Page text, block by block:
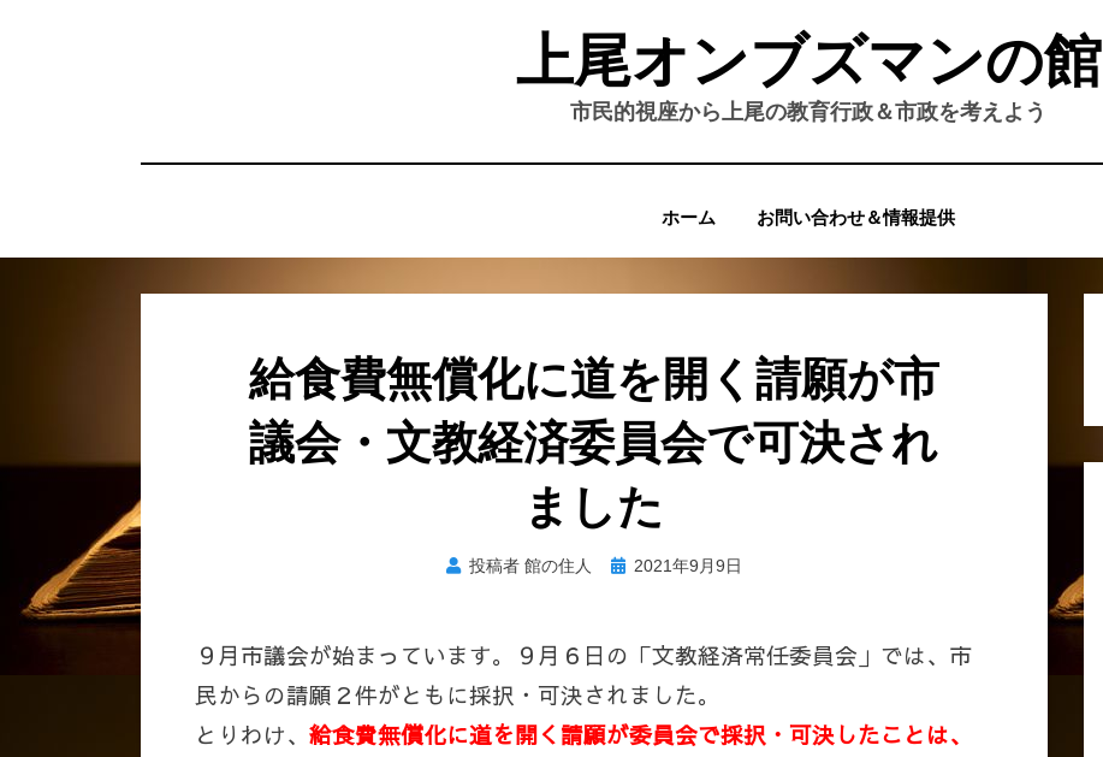
上尾オンブズマンの館
市民的視座から上尾の教育行政＆市政を考えよう
ホーム お問い合わせ＆情報提供
給食費無償化に道を開く請願が市
議会・文教経済委員会で可決され
ました
投稿者 館の住人
投 2021年9月9日
９月市議会が始まっています。９月６日の「文教経済常任委員会」では、市
民からの請願２件がともに採択・可決されました。
とりわけ、 給食費無償化に道を開く請願が委員会で採択・可決したことは、